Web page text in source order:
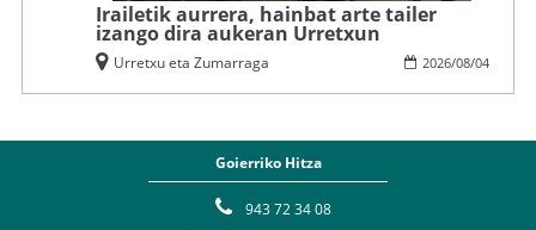
Irailetik aurrera, hainbat arte tailer
izango dira aukeran Urretxun
2026/08/04
Urretxu eta Zumarraga
Goierriko Hitza
943 72 34 08